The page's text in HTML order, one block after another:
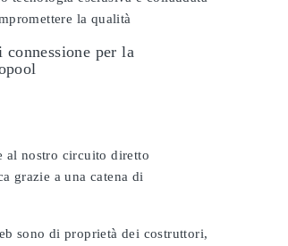
la qualità
per la
al nostro circuito diretto
grazie a una catena di
sono di proprietà dei costruttori,